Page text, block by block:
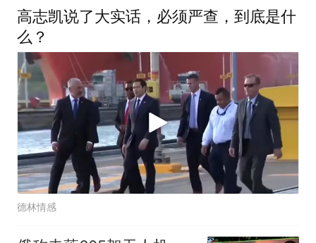
高志凯说了大实话，必须严查，到底是什
么？
德林情感